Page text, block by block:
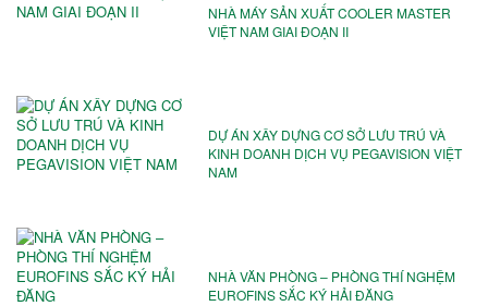
NHÀ MÁY SẢN XUẤT COOLER MASTER
VIỆT NAM GIAI ĐOẠN II
DỰ ÁN XÂY DỰNG CƠ SỞ LƯU TRÚ VÀ
KINH DOANH DỊCH VỤ PEGAVISION VIỆT
NAM
NHÀ VĂN PHÒNG – PHÒNG THÍ NGHỆM
EUROFINS SẮC KÝ HẢI ĐĂNG